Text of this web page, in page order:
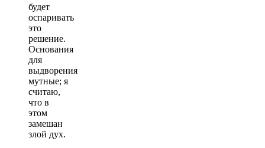
будет
оспаривать
это
решение.
Основания
для
выдворения
мутные; я
считаю,
что в
этом
замешан
злой дух.